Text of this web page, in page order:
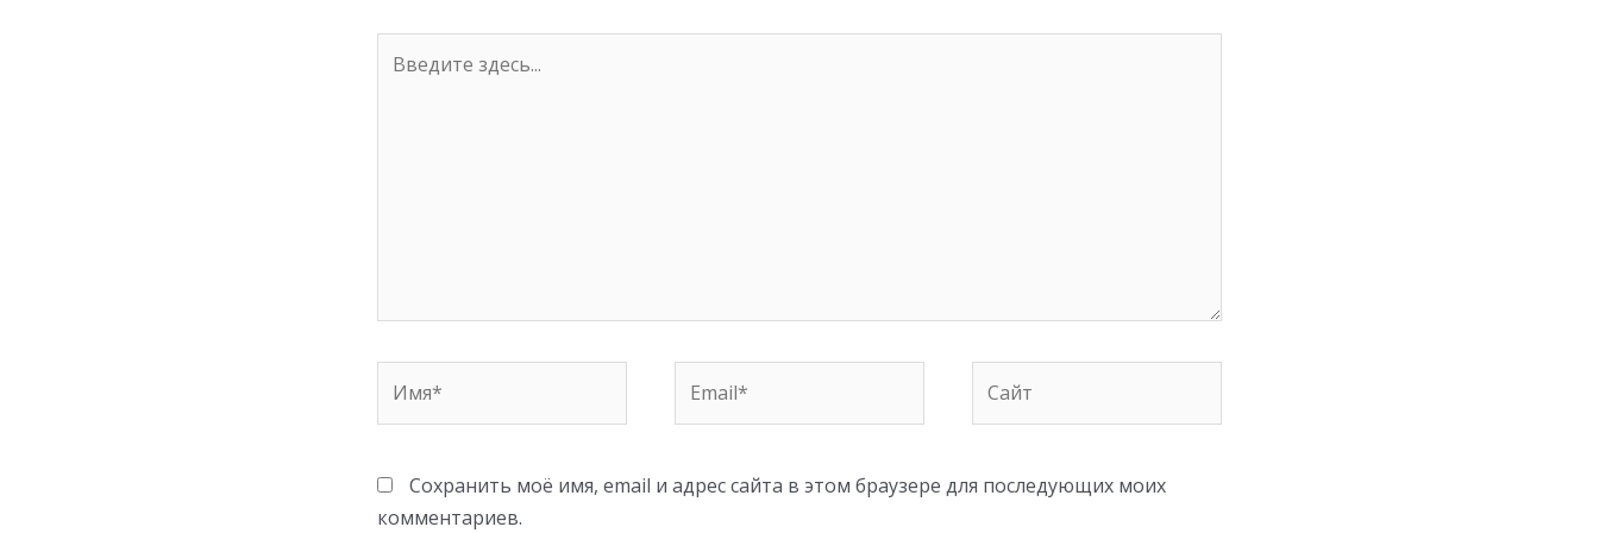
ki
здесь...
Сохранить моё имя, email и адрес сайта в этом браузере для последующих моих
комментариев.